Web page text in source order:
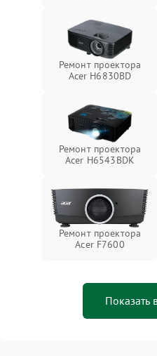
Ремонт проектора
Acer H6830BD
Ремонт проектора
Acer H6543BDK
Ремонт проектора
Acer F7600
Показать